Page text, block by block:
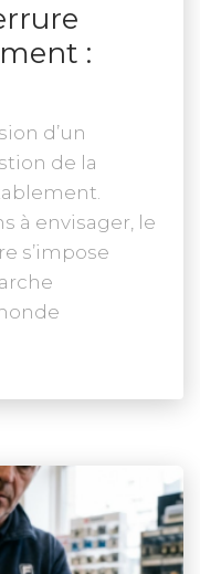
:
d’un
de la
à envisager, le
s’impose